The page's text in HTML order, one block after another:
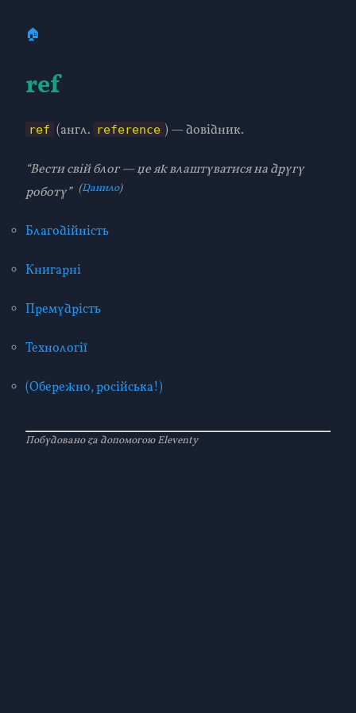
🏠
ref
ref (англ. reference ) — довідник.
“Вести свій блог — це як влаштуватися на другу
роботу” (Данило)
Благодійність
Книгарні
Премудрість
Технології
(Обережно, російська!)
Побудовано за допомогою Eleventy